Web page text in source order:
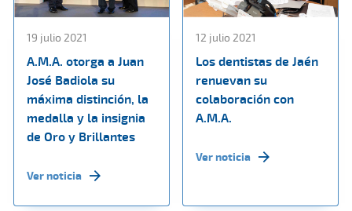
19 julio 2021
A.M.A. otorga a Juan
José Badiola su
máxima distinción, la
medalla y la insignia
de Oro y Brillantes
Ver noticia
12 julio 2021
Los dentistas de Jaén
renuevan su
colaboración con
A.M.A.
Ver noticia